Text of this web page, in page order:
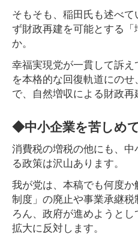
そもそも、稲田氏も述べ
ず財政再建を可能とする
か。
幸福実現党が一貫して訴
を本格的な回復軌道にの
で、自然増収による財政再
◆中小企業を苦しめ
消費税の増税の他にも、
る政策は沢山あります。
我が党は、本稿でも何度
制度」の廃止や事業承継
ろん、政府が進めようと
拡大に反対します。